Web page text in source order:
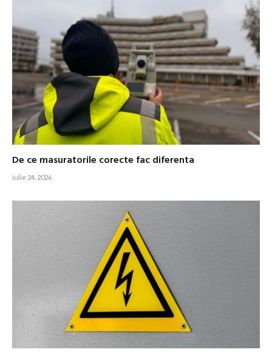
De ce masuratorile corecte fac diferenta
iulie 24, 2026